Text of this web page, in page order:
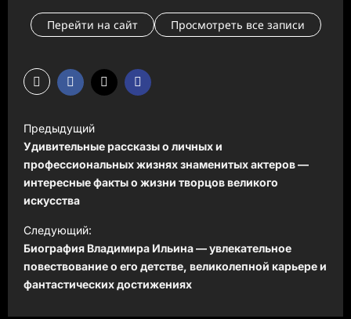
Перейти на сайт Просмотреть все записи
а
в
и
а
ц
и
я
Предыдущий
Удивительные рассказы о личных и
профессиональных жизнях знаменитых актеров —
интересные факты о жизни творцов великого
искусства
Следующий:
Биография Владимира Ильина — увлекательное
повествование о его детстве, великолепной карьере и
фантастических достижениях